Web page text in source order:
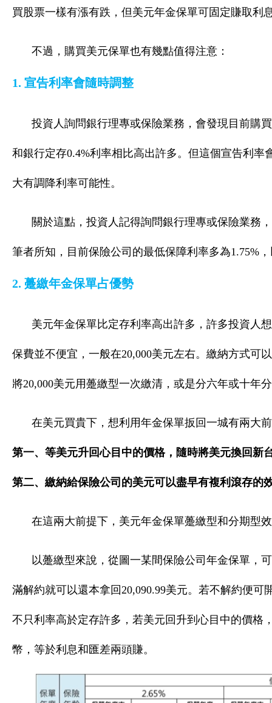
買股票一樣有漲有跌，但美元年金保單可固定賺取利
不過，購買美元保單也有幾點值得注意：
1. 宣告利率會隨時調整
投資人詢問銀行理專或保險業務，會發現目前購
和銀行定存0.4%利率相比高出許多。但這個宣告利
大有調降利率可能性。
關於這點，投資人記得詢問銀行理專或保險業務
筆者所知，目前保險公司的最低保障利率多為1.75%
2. 躉繳年金保單占優勢
美元年金保單比定存利率高出許多，許多投資人
保費並不便宜，一般在20,000美元左右。繳納方式可
將20,000美元用躉繳型一次繳清，或是分六年或十年
在美元買貴下，想利用年金保單扳回一城有兩大
第一、等美元升回心目中的價格，隨時將美元換回新
第二、繳納給保險公司的美元可以盡早有複利滾存的
在這兩大前提下，美元年金保單躉繳型和分期型
以躉繳型來說，從圖一某間保險公司年金保單，
滿解約就可以還本拿回20,090.99美元。若不解約便
不只利率高於定存許多，若美元回升到心目中的價格
幣，等於利息和匯差兩頭賺。